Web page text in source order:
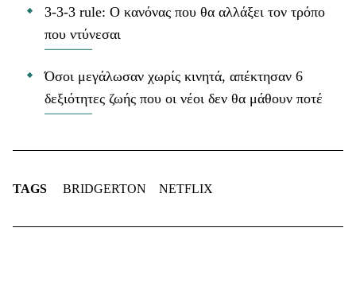
3-3-3 rule: Ο κανόνας που θα αλλάξει τον τρόπο
που ντύνεσαι
Όσοι μεγάλωσαν χωρίς κινητά, απέκτησαν 6
δεξιότητες ζωής που οι νέοι δεν θα μάθουν ποτέ
TAGS BRIDGERTON NETFLIX